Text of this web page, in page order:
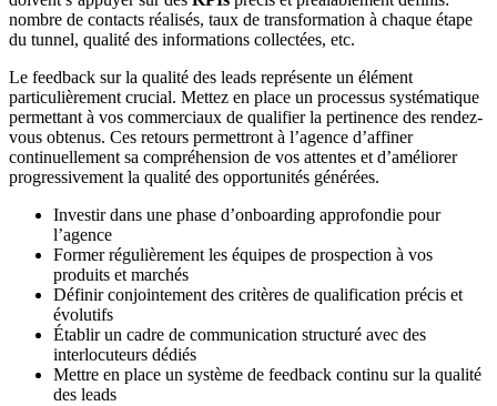
nombre de contacts réalisés, taux de transformation à chaque étape
du tunnel, qualité des informations collectées, etc.
Le feedback sur la qualité des leads représente un élément
particulièrement crucial. Mettez en place un processus systématique
permettant à vos commerciaux de qualifier la pertinence des rendez-
vous obtenus. Ces retours permettront à l’agence d’affiner
continuellement sa compréhension de vos attentes et d’améliorer
progressivement la qualité des opportunités générées.
Investir dans une phase d’onboarding approfondie pour
l’agence
Former régulièrement les équipes de prospection à vos
produits et marchés
Définir conjointement des critères de qualification précis et
évolutifs
Établir un cadre de communication structuré avec des
interlocuteurs dédiés
Mettre en place un système de feedback continu sur la qualité
des leads